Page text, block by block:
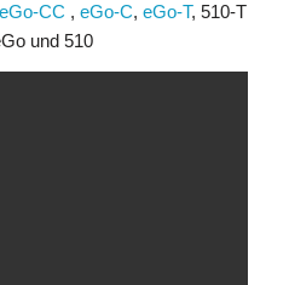
eGo-CC , eGo-C, eGo-T, 510-T
und 510